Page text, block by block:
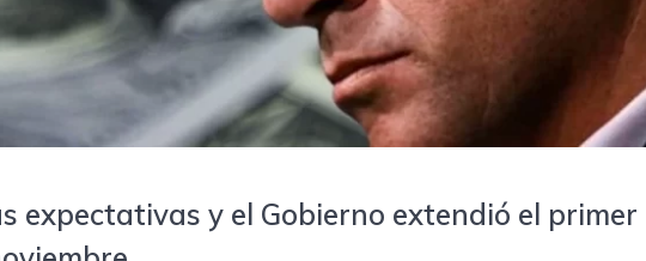
expectativas y el Gobierno extendió el primer